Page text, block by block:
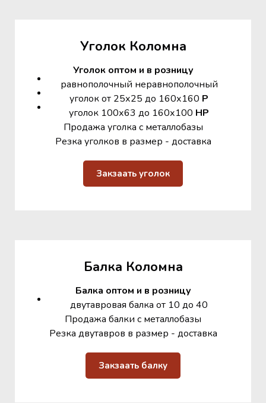
Уголок Коломна
Уголок оптом и в розницу
равнополочный неравнополочный
уголок от 25х25 до 160х160 Р
уголок 100х63 до 160х100 НР
Продажа уголка с металлобазы
Резка уголков в размер - доставка
Закзаать уголок
Балка Коломна
Балка оптом и в розницу
двутавровая балка от 10 до 40
Продажа балки с металлобазы
Резка двутавров в размер - доставка
Закзаать балку